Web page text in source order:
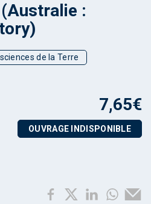
:
de la Terre
7,65€
OUVRAGE INDISPONIBLE